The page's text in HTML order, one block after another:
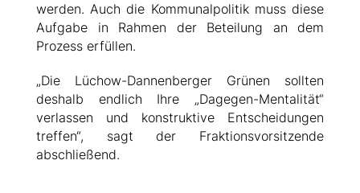
werden. Auch die Kommunalpolitik muss diese
Aufgabe in Rahmen der Beteilung an dem
Prozess erfüllen.
Die Lüchow-Dannenberger Grünen sollten
deshalb endlich Ihre „Dagegen-Mentalität“
verlassen und konstruktive Entscheidungen
treffen“, sagt der Fraktionsvorsitzende
abschließend.